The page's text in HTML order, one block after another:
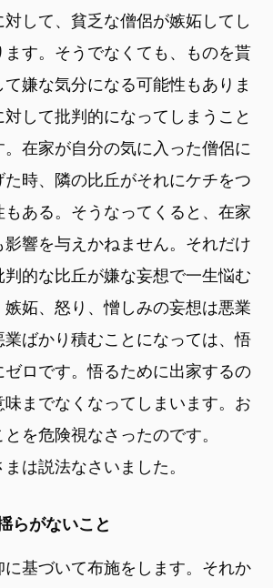
対して、貧乏な僧侶が嫉妬してし
ます。そうでなくても、ものを貰
嫌な気分になる可能性もありま
して批判的になってしまうこと
。在家が自分の気に入った僧侶に
た時、隣の比丘がそれにケチをつ
ある。そうなってくると、在家
響を与えかねません。それだけ
的な比丘が嫌な妄想で一生悩む
妬、怒り、憎しみの妄想は悪業
ばかり積むことになっては、悟
ゼロです。悟るために出家するの
までなくなってしまいます。お
を危険視なさったのです。
は説法なさいました。
らがないこと
に基づいて布施をします。それか